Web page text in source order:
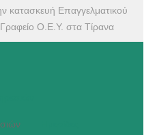
κατασκευή Επαγγελματικού
Ο.Ε.Υ. στα Τίρανα